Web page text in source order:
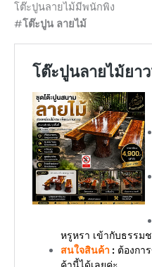
โต๊ะปูนลายไม้มีพนักพิง
#โต๊ะปูน ลายไม้